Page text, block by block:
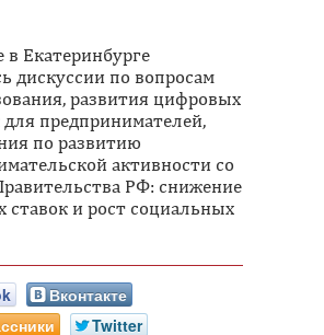
Екатеринбурге
дискуссии по вопросам
развития цифровых
предпринимателей,
по развитию
активности со
РФ: снижение
ставок и рост социальных
Вконтакте
Twitter